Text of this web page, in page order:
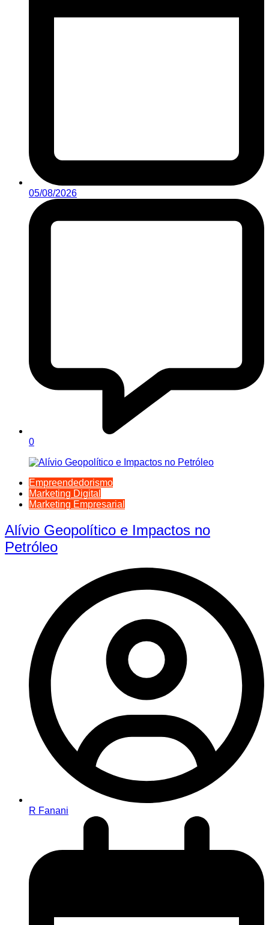
05/08/2026
0
Empreendedorismo
Marketing Digital
Marketing Empresarial
Alívio Geopolítico e Impactos no
Petróleo
R Fanani